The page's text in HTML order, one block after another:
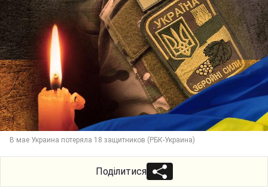
В мае Украина потеряла 18 защитников (РБК-Украина)
Поділитися